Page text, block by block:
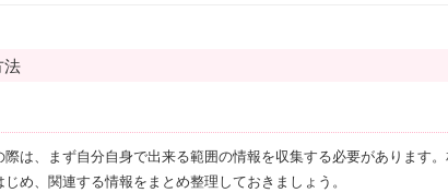
法
は、まず自分自身で出来る範囲の情報を収集する必要があります
め、関連する情報をまとめ整理しておきましょう。